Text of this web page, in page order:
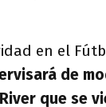
en el
de
que se